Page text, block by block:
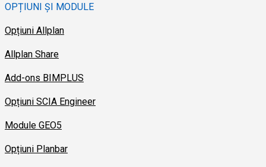
OPȚIUNI ȘI MODULE
Opțiuni Allplan
Allplan Share
Add-ons BIMPLUS
Opțiuni SCIA Engineer
Module GEO5
Opțiuni Planbar